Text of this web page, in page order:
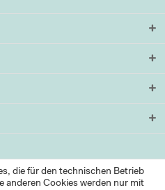
die für den technischen Betrieb
anderen Cookies werden nur mit